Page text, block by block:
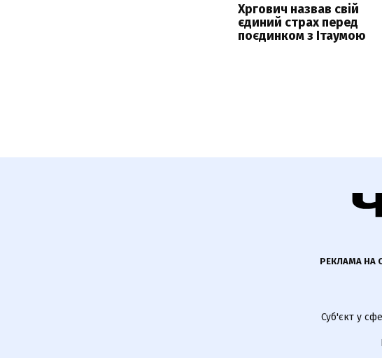
Хргович назвав свій
єдиний страх перед
поєдинком з Ітаумою
РЕКЛАМА НА
Суб'єкт у